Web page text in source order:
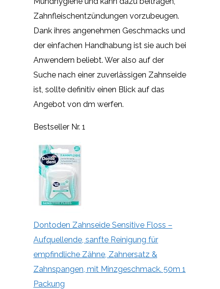
Zahnfleischentzündungen vorzubeugen.
Dank ihres angenehmen Geschmacks und
der einfachen Handhabung ist sie auch bei
Anwendern beliebt. Wer also auf der
Suche nach einer zuverlässigen Zahnseide
ist, sollte definitiv einen Blick auf das
Angebot von dm werfen.
Bestseller Nr. 1
Dontoden Zahnseide Sensitive Floss –
Aufquellende, sanfte Reinigung für
empfindliche Zähne, Zahnersatz &
Zahnspangen, mit Minzgeschmack. 50m 1
Packung